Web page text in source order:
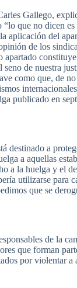
Gallego,
“lo que no dicen es
aplicación del
de los
apartado constituye
seno de nuestra
como que, de no
publicado en
destinado a
a aquellas
a la huelga y el
utilizarse para
que se
de la
que forman
por violentara